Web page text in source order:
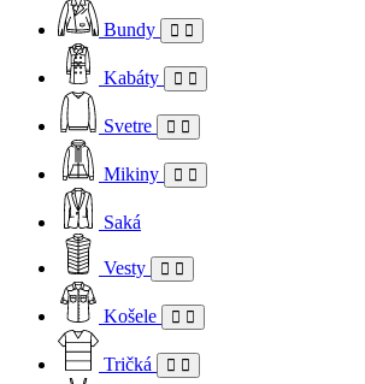
Bundy
Kabáty
Svetre
Mikiny
Saká
Vesty
Košele
Tričká